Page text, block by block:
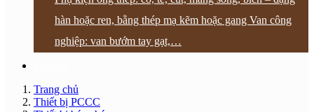
hàn hoặc ren, bằng thép mạ kẽm hoặc gang Van công
nghiệp: van bướm tay gạt,…
Trang chủ
Thiết bị PCCC